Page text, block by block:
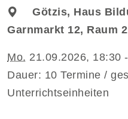
Götzis, Haus
Garnmarkt 12, Raum
Mo. 21.09.2026, 18:30
Dauer: 10 Termine /
Unterrichtseinheiten